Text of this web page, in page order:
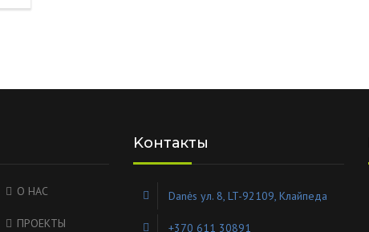
О НАС
ПРОЕКТЫ
Kонтакты
Danės ул. 8, LT-92109, Клайпеда
+370 611 30891